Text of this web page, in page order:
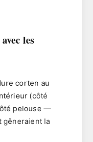
les
corten au
(côté
pelouse —
gêneraient la